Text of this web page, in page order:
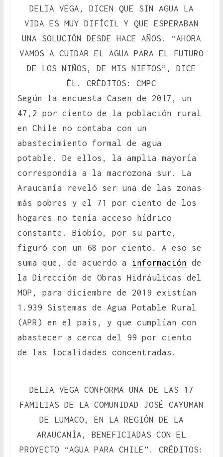
DELIA VEGA, DICEN QUE SIN AGUA LA
VIDA ES MUY DIFÍCIL Y QUE ESPERABAN
UNA SOLUCIÓN DESDE HACE AÑOS. “AHORA
VAMOS A CUIDAR EL AGUA PARA EL FUTURO
DE LOS NIÑOS, DE MIS NIETOS”, DICE
ÉL. CRÉDITOS: CMPC
Según la encuesta Casen de 2017, un
47,2 por ciento de la población rural
en Chile no contaba con un
abastecimiento formal de agua
potable. De ellos, la amplia mayoría
correspondía a la macrozona sur. La
Araucanía reveló ser una de las zonas
más pobres y el 71 por ciento de los
hogares no tenía acceso hídrico
constante. Biobío, por su parte,
figuró con un 68 por ciento. A eso se
suma que, de acuerdo a
información de
la Dirección de Obras Hidráulicas del
MOP, para diciembre de 2019 existían
1.939 Sistemas de Agua Potable Rural
(APR) en el país, y que cumplían con
abastecer a cerca del 99 por ciento
de las localidades concentradas.
DELIA VEGA CONFORMA UNA DE LAS 17
FAMILIAS DE LA COMUNIDAD JOSÉ CAYUMAN
DE LUMACO, EN LA REGIÓN DE LA
ARAUCANÍA, BENEFICIADAS CON EL
PROYECTO “AGUA PARA CHILE”. CRÉDITOS: